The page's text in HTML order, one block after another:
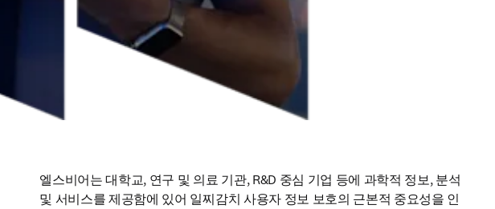
엘스비어는 대학교, 연구 및 의료 기관, R&D 중심 기업 등에 과학적 정보, 분석
및 서비스를 제공함에 있어 일찌감치 사용자 정보 보호의 근본적 중요성을 인